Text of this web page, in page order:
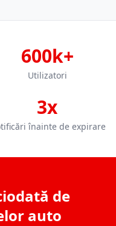
600k+
Utilizatori
3x
înainte de expirare
de
auto